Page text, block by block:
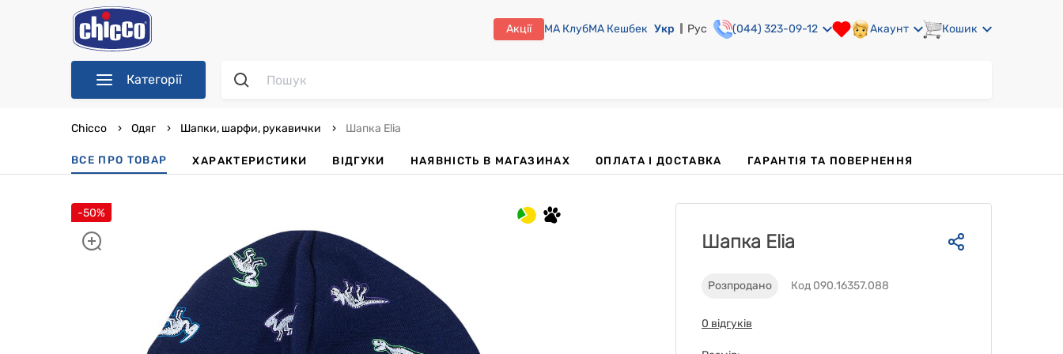
Акції МА КлубМА Кешбек Укр Рус (044) 323-09-12 Акаунт Кошик
Категорії
Chicco Одяг Шапки, шарфи, рукавички Шапка Elia
ВСЕ ПРО ТОВАР ХАРАКТЕРИСТИКИ ВІДГУКИ НАЯВНІСТЬ В МАГАЗИНАХ OПЛАТА І ДОСТАВКА ГАРАНТІЯ ТА ПОВЕРНЕННЯ
-50%
Шапка Elia
Розпродано Код 090.16357.088
0 відгуків